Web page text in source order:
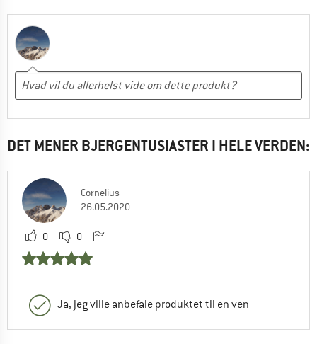
DET MENER BJERGENTUSIASTER I HELE VERDEN:
Cornelius
26.05.2020
0 0
Ja, jeg ville anbefale produktet til en ven